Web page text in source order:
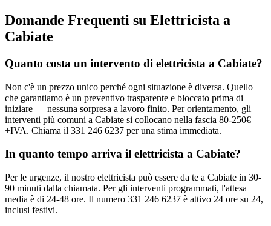
Domande Frequenti su Elettricista a
Cabiate
Quanto costa un intervento di elettricista a Cabiate?
Non c'è un prezzo unico perché ogni situazione è diversa. Quello
che garantiamo è un preventivo trasparente e bloccato prima di
iniziare — nessuna sorpresa a lavoro finito. Per orientamento, gli
interventi più comuni a Cabiate si collocano nella fascia 80-250€
+IVA. Chiama il 331 246 6237 per una stima immediata.
In quanto tempo arriva il elettricista a Cabiate?
Per le urgenze, il nostro elettricista può essere da te a Cabiate in 30-
90 minuti dalla chiamata. Per gli interventi programmati, l'attesa
media è di 24-48 ore. Il numero 331 246 6237 è attivo 24 ore su 24,
inclusi festivi.